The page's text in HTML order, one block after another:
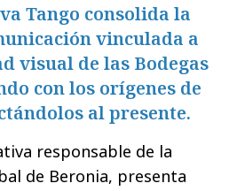
Tango consolida la
vinculada a
visual de las Bodegas
con los orígenes de
al presente.
responsable de la
de Beronia, presenta